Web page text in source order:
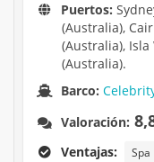
Puertos:
(Australia),
(Australia),
(Australia).
Barco:
Valoración:
Ventajas: